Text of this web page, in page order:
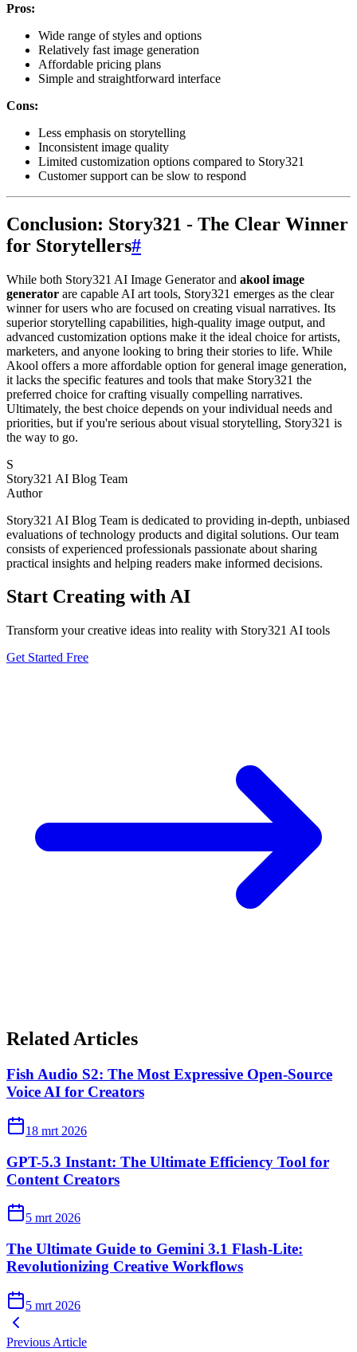
Pros:
Wide range of styles and options
Relatively fast image generation
Affordable pricing plans
Simple and straightforward interface
Cons:
Less emphasis on storytelling
Inconsistent image quality
Limited customization options compared to Story321
Customer support can be slow to respond
Conclusion: Story321 - The Clear Winner
for Storytellers#
While both Story321 AI Image Generator and akool image
generator are capable AI art tools, Story321 emerges as the clear
winner for users who are focused on creating visual narratives. Its
superior storytelling capabilities, high-quality image output, and
advanced customization options make it the ideal choice for artists,
marketers, and anyone looking to bring their stories to life. While
Akool offers a more affordable option for general image generation,
it lacks the specific features and tools that make Story321 the
preferred choice for crafting visually compelling narratives.
Ultimately, the best choice depends on your individual needs and
priorities, but if you're serious about visual storytelling, Story321 is
the way to go.
S
Story321 AI Blog Team
Author
Story321 AI Blog Team is dedicated to providing in-depth, unbiased
evaluations of technology products and digital solutions. Our team
consists of experienced professionals passionate about sharing
practical insights and helping readers make informed decisions.
Start Creating with AI
Transform your creative ideas into reality with Story321 AI tools
Get Started Free
Related Articles
Fish Audio S2: The Most Expressive Open-Source
Voice AI for Creators
18 mrt 2026
GPT-5.3 Instant: The Ultimate Efficiency Tool for
Content Creators
5 mrt 2026
The Ultimate Guide to Gemini 3.1 Flash-Lite:
Revolutionizing Creative Workflows
5 mrt 2026
Previous Article